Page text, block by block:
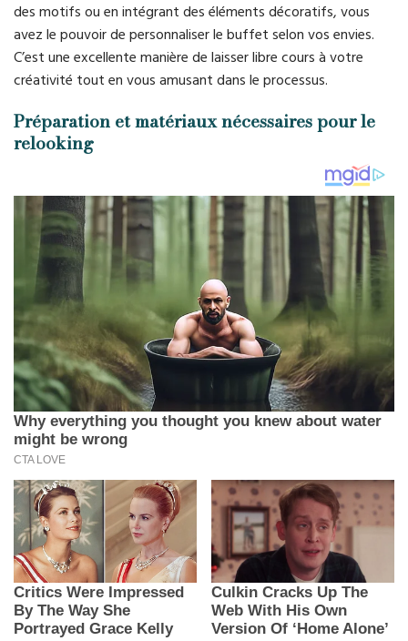
des motifs ou en intégrant des éléments décoratifs, vous
avez le pouvoir de personnaliser le buffet selon vos envies.
C’est une excellente manière de laisser libre cours à votre
créativité tout en vous amusant dans le processus.
Préparation et matériaux nécessaires pour le
relooking